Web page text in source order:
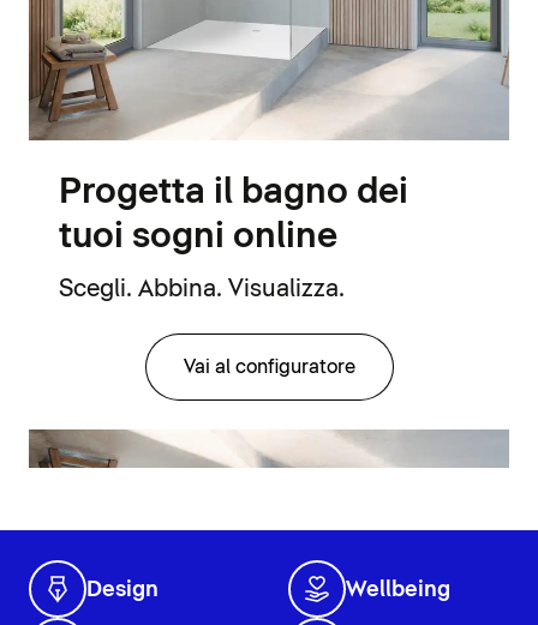
Progetta il bagno dei
tuoi sogni online
Scegli. Abbina. Visualizza.
Vai al configuratore
Design Wellbeing